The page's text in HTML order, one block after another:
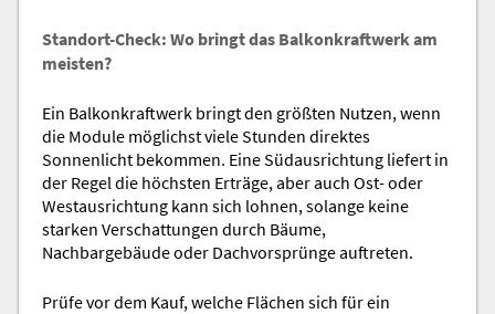
Standort-Check: Wo bringt das Balkonkraftwerk am
meisten?
Ein Balkonkraftwerk bringt den größten Nutzen, wenn
die Module möglichst viele Stunden direktes
Sonnenlicht bekommen. Eine Südausrichtung liefert in
der Regel die höchsten Erträge, aber auch Ost- oder
Westausrichtung kann sich lohnen, solange keine
starken Verschattungen durch Bäume,
Nachbargebäude oder Dachvorsprünge auftreten.
Prüfe vor dem Kauf, welche Flächen sich für ein